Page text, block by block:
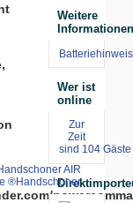
AIR
®Handschoner
Weitere
Batteriehinweis
Wer ist
online
Zur
Zeit
sind 104